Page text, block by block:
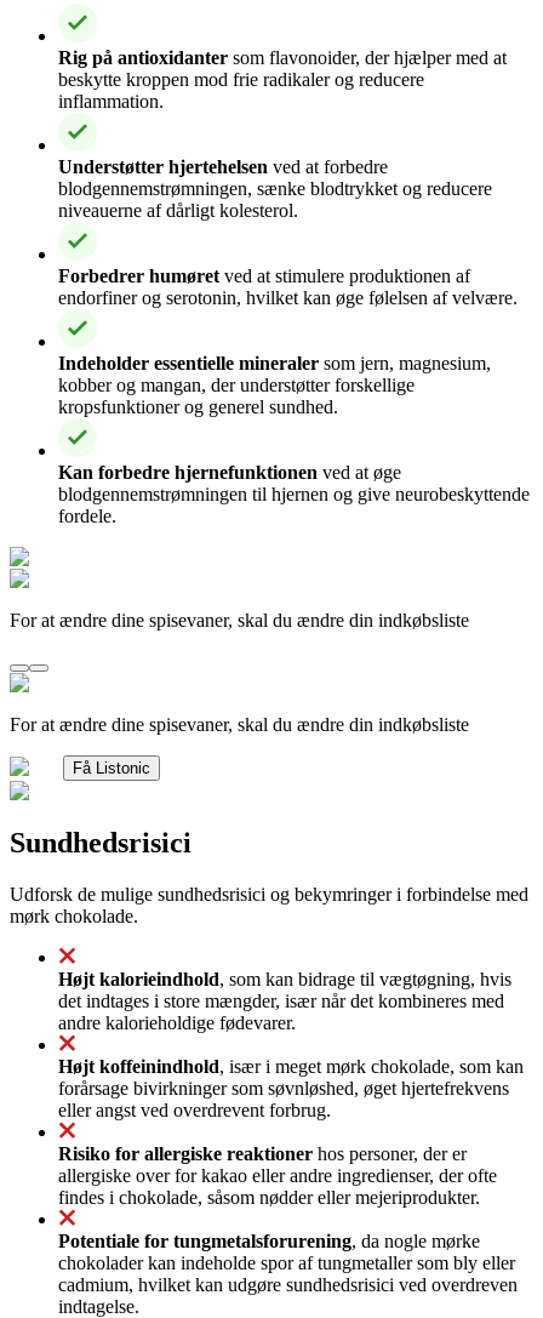
Rig på antioxidanter som flavonoider, der hjælper med at
beskytte kroppen mod frie radikaler og reducere
inflammation.
Understøtter hjertehelsen ved at forbedre
blodgennemstrømningen, sænke blodtrykket og reducere
niveauerne af dårligt kolesterol.
Forbedrer humøret ved at stimulere produktionen af
endorfiner og serotonin, hvilket kan øge følelsen af velvære.
Indeholder essentielle mineraler som jern, magnesium,
kobber og mangan, der understøtter forskellige
kropsfunktioner og generel sundhed.
Kan forbedre hjernefunktionen ved at øge
blodgennemstrømningen til hjernen og give neurobeskyttende
fordele.
For at ændre dine spisevaner, skal du ændre din indkøbsliste
For at ændre dine spisevaner, skal du ændre din indkøbsliste
Få Listonic
Sundhedsrisici
Udforsk de mulige sundhedsrisici og bekymringer i forbindelse med
mørk chokolade.
Højt kalorieindhold, som kan bidrage til vægtøgning, hvis
det indtages i store mængder, især når det kombineres med
andre kalorieholdige fødevarer.
Højt koffeinindhold, især i meget mørk chokolade, som kan
forårsage bivirkninger som søvnløshed, øget hjertefrekvens
eller angst ved overdrevent forbrug.
Risiko for allergiske reaktioner hos personer, der er
allergiske over for kakao eller andre ingredienser, der ofte
findes i chokolade, såsom nødder eller mejeriprodukter.
Potentiale for tungmetalsforurening, da nogle mørke
chokolader kan indeholde spor af tungmetaller som bly eller
cadmium, hvilket kan udgøre sundhedsrisici ved overdreven
indtagelse.